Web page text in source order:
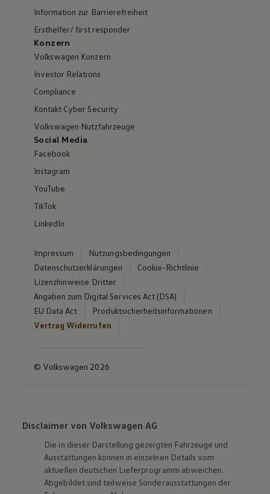
Information zur Barrierefreiheit
Ersthelfer/ first responder
Konzern
Volkswagen Konzern
Investor Relations
Compliance
Kontakt Cyber Security
Volkswagen Nutzfahrzeuge
Social Media
Facebook
Instagram
YouTube
TikTok
LinkedIn
Impressum
Nutzungsbedingungen
Datenschutzerklärungen
Cookie-Richtlinie
Lizenzhinweise Dritter
Angaben zum Digital Services Act (DSA)
EU Data Act
Produktsicherheitsinformationen
Vertrag Widerrufen
© Volkswagen 2026
Disclaimer von Volkswagen AG
Die in dieser Darstellung gezeigten Fahrzeuge und
Ausstattungen können in einzelnen Details vom
aktuellen deutschen Lieferprogramm abweichen.
Abgebildet sind teilweise Sonderausstattungen der